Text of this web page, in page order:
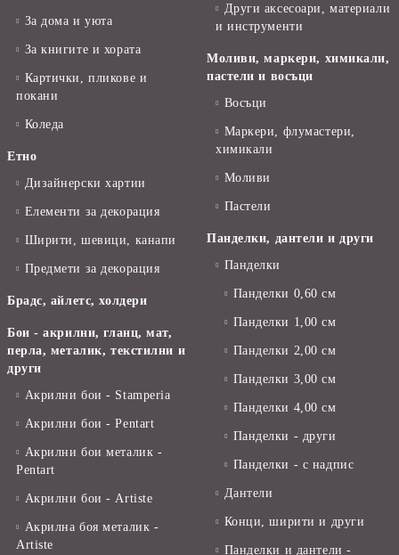
За дома и уюта
За книгите и хората
Картички, пликове и
покани
Коледа
Етно
Дизайнерски хартии
Елементи за декорация
Ширити, шевици, канапи
Предмети за декорация
Брадс, айлетс, холдери
Бои - акрилни, гланц, мат,
перла, металик, текстилни и
други
Акрилни бои - Stamperia
Акрилни бои - Pentart
Акрилни бои металик -
Pentart
Акрилни бои - Artiste
Акрилна боя металик -
Artiste
Други аксесоари, материали
и инструменти
Моливи, маркери, химикали,
пастели и восъци
Восъци
Маркери, флумастери,
химикали
Моливи
Пастели
Панделки, дантели и други
Панделки
Панделки 0,60 см
Панделки 1,00 см
Панделки 2,00 см
Панделки 3,00 см
Панделки 4,00 см
Панделки - други
Панделки - с надпис
Дантели
Конци, ширити и други
Панделки и дантели -